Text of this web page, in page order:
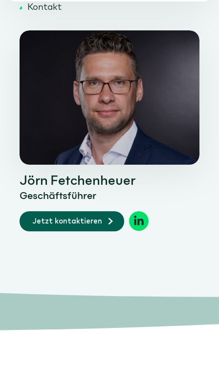
Kontakt
Jörn Fetchenheuer
Geschäftsführer
Jetzt kontaktieren